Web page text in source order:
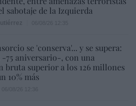
sabotaje de la Izquierda
se 'conserva'... y se supera:
-75 aniversario-, con una
bruta superior a los 126 millones
10% más